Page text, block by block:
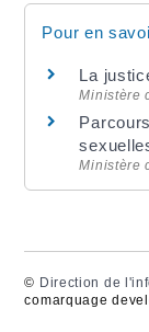
Pour en
La
Ministère
Ministère
© Direction de
comarquage